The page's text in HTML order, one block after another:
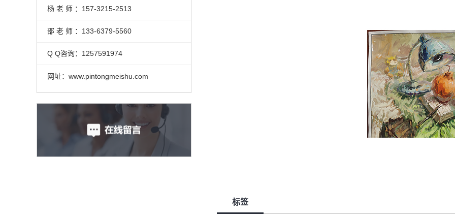
杨 老 师 ：157-3215-2513
邵 老 师 ：133-6379-5560
Q Q咨询：1257591974
网址：www.pintongmeishu.com
标签